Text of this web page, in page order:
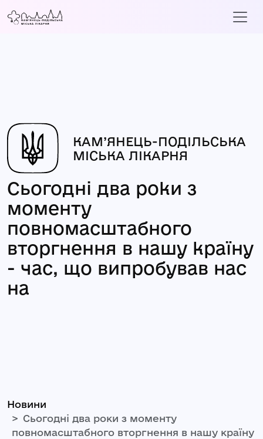
КАМ’ЯНЕЦЬ-ПОДІЛЬСЬКА
МІСЬКА ЛІКАРНЯ
Сьогодні два роки з
моменту
повномасштабного
вторгнення в нашу країну
- час, що випробував нас
на
Новини
Сьогодні два роки з моменту
повномасштабного вторгнення в нашу країну